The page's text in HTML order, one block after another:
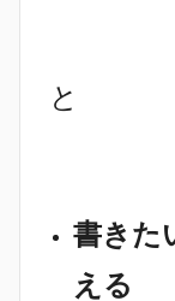
と
書きた
える